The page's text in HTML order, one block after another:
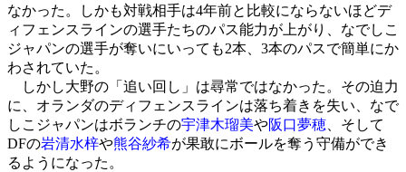
なかった。しかも対戦相手は4年前と比較にならないほどデ
ィフェンスラインの選手たちのパス能力が上がり、なでしこ
ジャパンの選手が奪いにいっても2本、3本のパスで簡単にか
わされていた。
しかし大野の「追い回し」は尋常ではなかった。その迫力
に、オランダのディフェンスラインは落ち着きを失い、なで
しこジャパンはボランチの宇津木瑠美や阪口夢穂 、そして
DFの岩清水梓や熊谷紗希が果敢にボールを奪う守備ができ
るようになった。